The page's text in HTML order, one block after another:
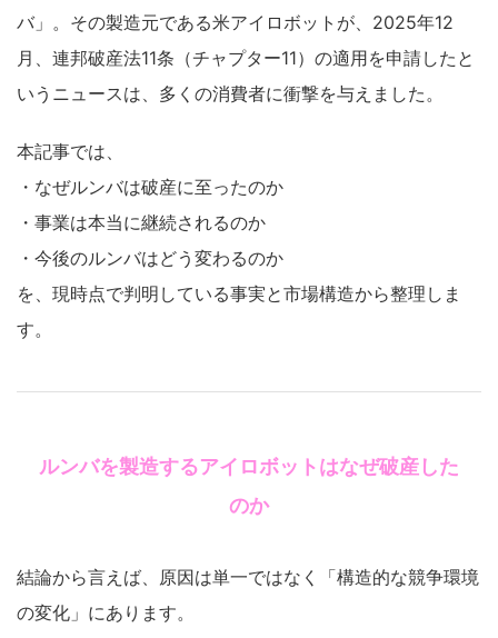
バ」。その製造元である米アイロボットが、2025年12
月、連邦破産法11条（チャプター11）の適用を申請したと
いうニュースは、多くの消費者に衝撃を与えました。
本記事では、
・なぜルンバは破産に至ったのか
・事業は本当に継続されるのか
・今後のルンバはどう変わるのか
を、現時点で判明している事実と市場構造から整理しま
す。
ルンバを製造するアイロボットはなぜ破産した
のか
結論から言えば、原因は単一ではなく「構造的な競争環境
の変化」にあります。